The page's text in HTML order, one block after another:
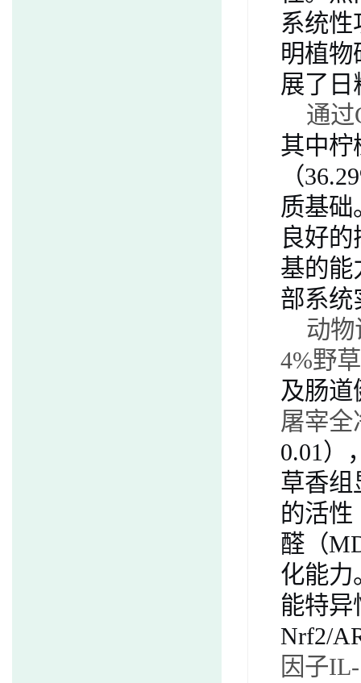
系统性
明植物
展了日
通过
其中柠
（
质基础
良好
基的能
部系统
动
4%野
及肠道
屠宰全
0.01）
草香组
的活性
醛（
化能力
能特异
Nrf2/
因子